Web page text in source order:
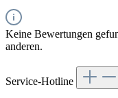
Keine Bewertungen
anderen.
Service-Hotline